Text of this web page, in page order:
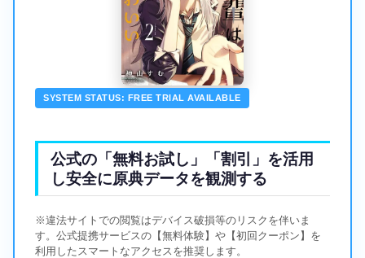
SYSTEM STATUS: FREE TRIAL AVAILABLE
公式の「無料お試し」「割引」を活用
し安全に原典データを観測する
※違法サイトでの閲覧はデバイス破損等のリスクを伴いま
す。公式提携サービスの【無料体験】や【初回クーポン】を
利用したスマートなアクセスを推奨します。